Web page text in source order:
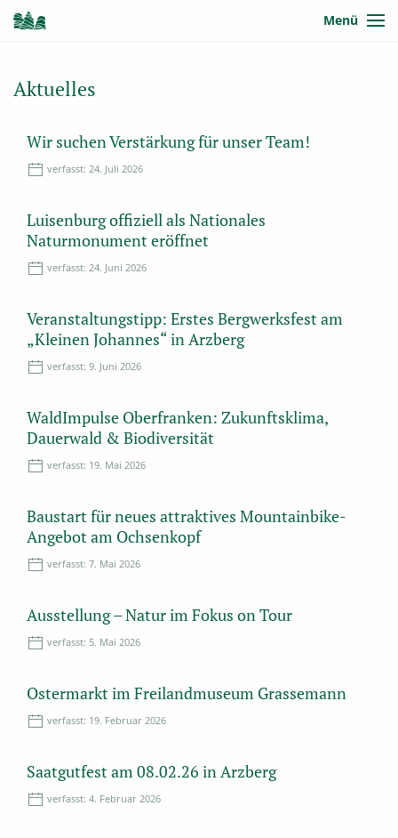
Menü
Aktuelles
Wir suchen Verstärkung für unser Team!
verfasst: 24. Juli 2026
Luisenburg offiziell als Nationales
Naturmonument eröffnet
verfasst: 24. Juni 2026
Veranstaltungstipp: Erstes Bergwerksfest am
„Kleinen Johannes“ in Arzberg
verfasst: 9. Juni 2026
WaldImpulse Oberfranken: Zukunftsklima,
Dauerwald & Biodiversität
verfasst: 19. Mai 2026
Baustart für neues attraktives Mountainbike-
Angebot am Ochsenkopf
verfasst: 7. Mai 2026
Ausstellung – Natur im Fokus on Tour
verfasst: 5. Mai 2026
Ostermarkt im Freilandmuseum Grassemann
verfasst: 19. Februar 2026
Saatgutfest am 08.02.26 in Arzberg
verfasst: 4. Februar 2026